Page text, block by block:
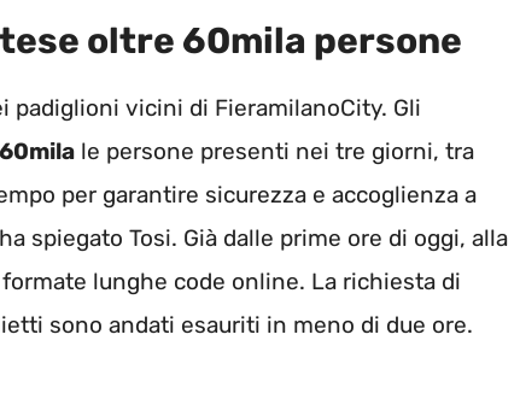
oltre 60mila persone
padiglioni vicini di FieramilanoCity. Gli
60mila le persone presenti nei tre giorni, tra
per garantire sicurezza e accoglienza a
spiegato Tosi. Già dalle prime ore di oggi, alla
lunghe code online. La richiesta di
sono andati esauriti in meno di due ore.